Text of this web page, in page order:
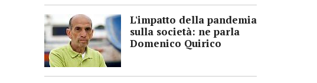
L'impatto della pandemia
sulla società: ne parla
Domenico Quirico